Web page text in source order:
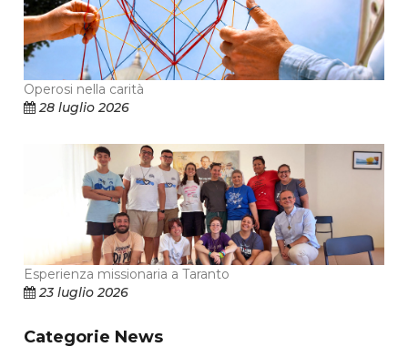
Operosi nella carità
28 luglio 2026
Esperienza missionaria a Taranto
23 luglio 2026
Categorie News